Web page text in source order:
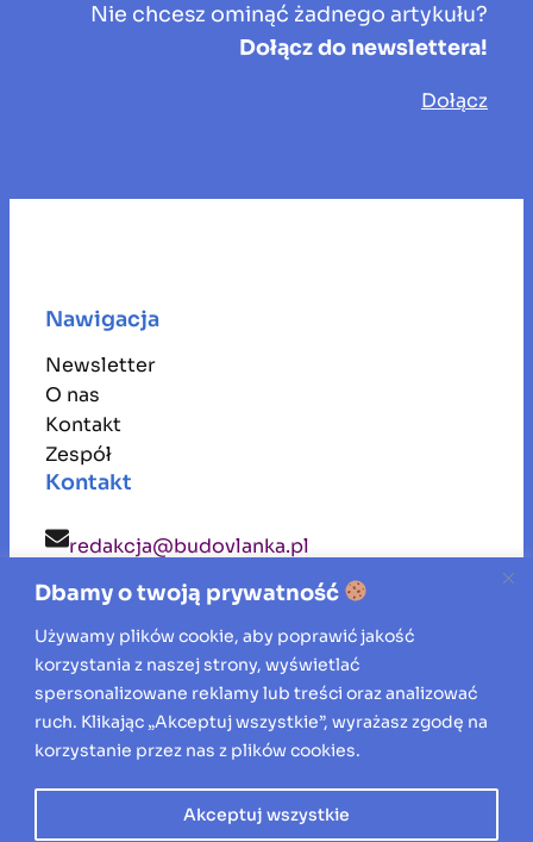
Dbamy o twoją prywatność
Używamy plików cookie, aby poprawić jakość
korzystania z naszej strony, wyświetlać
spersonalizowane reklamy lub treści oraz analizować
ruch. Klikając „Akceptuj wszystkie”, wyrażasz zgodę na
korzystanie przez nas z plików cookies.
Akceptuj wszystkie
Nie chcesz ominąć żadnego artykułu?
Dołącz do newslettera!
Dołącz
Nawigacja
Newsletter
O nas
Kontakt
Zespół
Kontakt
redakcja@budovlanka.pl
Inspiracje, porady i aktualności ze świata
budownictwa, remontów oraz aranżacji
wnętrz.
Wszelkie prawa zastrzeżone © 2026